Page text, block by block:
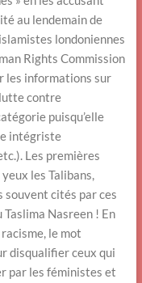
au lendemain de
londoniennes
Rights Commission
les informations sur
lutte contre
puisqu’elle
intégriste
Les premières
les Talibans,
souvent cités par ces
Taslima Nasreen ! En
le mot
disqualifier ceux qui
par les féministes et